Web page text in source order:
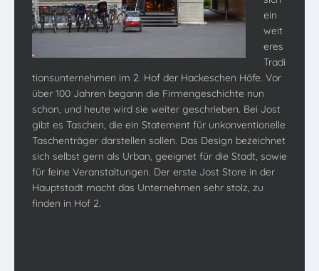
ein
weit
eres
Tradi
tionsunternehmen im 2. Hof der Hackeschen Höfe. Vor
über 100 Jahren begann die Firmengeschichte nun
schon, und heute wird sie weiter geschrieben. Bei Jost
gibt es Taschen, die ein Statement für unkonventionelle
Taschenträger darstellen sollen. Das Design bezeichnet
sich selbst gern als Urban, geeignet für die Stadt, sowie
für feine Veranstaltungen. Der erste Jost Store in der
Hauptstadt macht das Unternehmen sehr stolz, zu
finden in Hof 2.